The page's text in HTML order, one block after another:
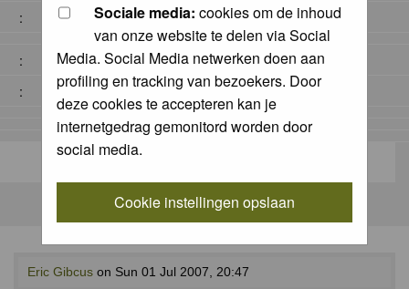
Sociale media: cookies om de inhoud
van onze website te delen via Social
Media. Social Media netwerken doen aan
profiling en tracking van bezoekers. Door
deze cookies te accepteren kan je
internetgedrag gemonitord worden door
social media.
Cookie instellingen opslaan
:
:
:
Eric Gibcus on Sun 01 Jul 2007, 20:47